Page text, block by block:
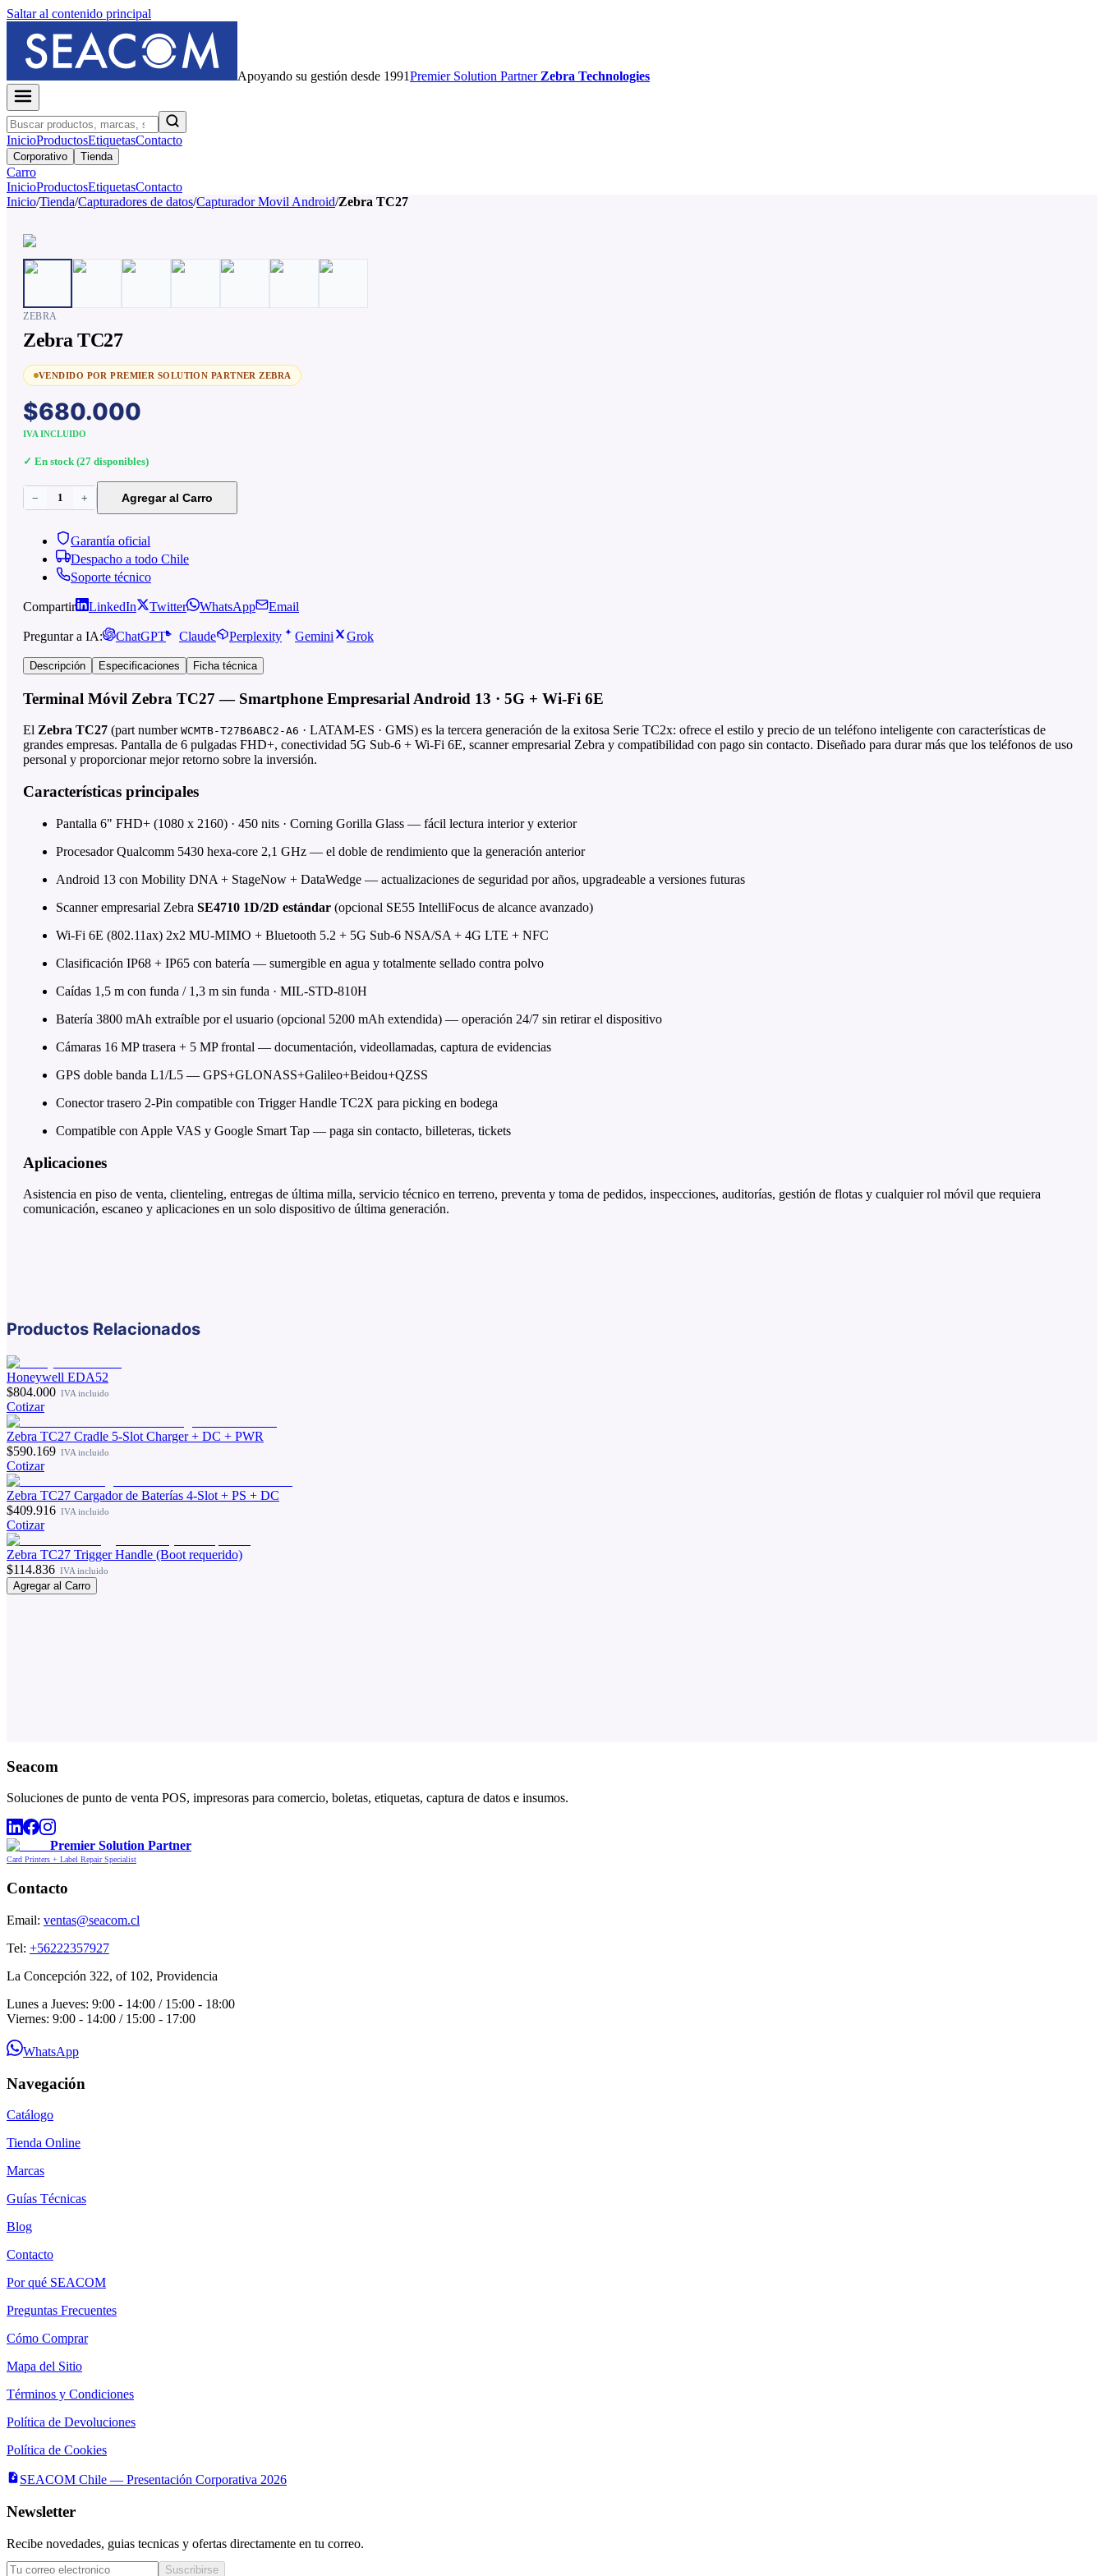
Saltar al contenido principal
Apoyando su gestión desde 1991PremierSolution Partner Zebra Technologies
InicioProductosEtiquetasContacto
Corporativo Tienda
Carro
InicioProductosEtiquetasContacto
Inicio/Tienda/Capturadores de datos/Capturador Movil Android/Zebra TC27
ZEBRA
Zebra TC27
VENDIDO POR PREMIER SOLUTION PARTNER ZEBRA
$680.000
IVA INCLUIDO
✓ En stock (27 disponibles)
− 1 + Agregar al Carro
Garantía oficial
Despacho a todo Chile
Soporte técnico
Compartir LinkedIn Twitter WhatsApp Email
Preguntar a IA: ChatGPT Claude Perplexity Gemini Grok
Descripción Especificaciones Ficha técnica
Terminal Móvil Zebra TC27 — Smartphone Empresarial Android 13 · 5G + Wi-Fi 6E
El Zebra TC27 (part number WCMTB-T27B6ABC2-A6 · LATAM-ES · GMS) es la tercera generación de la exitosa Serie TC2x: ofrece el estilo y precio de un teléfono inteligente con características de
grandes empresas. Pantalla de 6 pulgadas FHD+, conectividad 5G Sub-6 + Wi-Fi 6E, scanner empresarial Zebra y compatibilidad con pago sin contacto. Diseñado para durar más que los teléfonos de uso
personal y proporcionar mejor retorno sobre la inversión.
Características principales
Pantalla 6" FHD+ (1080 x 2160) · 450 nits · Corning Gorilla Glass — fácil lectura interior y exterior
Procesador Qualcomm 5430 hexa-core 2,1 GHz — el doble de rendimiento que la generación anterior
Android 13 con Mobility DNA + StageNow + DataWedge — actualizaciones de seguridad por años, upgradeable a versiones futuras
Scanner empresarial Zebra SE4710 1D/2D estándar (opcional SE55 IntelliFocus de alcance avanzado)
Wi-Fi 6E (802.11ax) 2x2 MU-MIMO + Bluetooth 5.2 + 5G Sub-6 NSA/SA + 4G LTE + NFC
Clasificación IP68 + IP65 con batería — sumergible en agua y totalmente sellado contra polvo
Caídas 1,5 m con funda / 1,3 m sin funda · MIL-STD-810H
Batería 3800 mAh extraíble por el usuario (opcional 5200 mAh extendida) — operación 24/7 sin retirar el dispositivo
Cámaras 16 MP trasera + 5 MP frontal — documentación, videollamadas, captura de evidencias
GPS doble banda L1/L5 — GPS+GLONASS+Galileo+Beidou+QZSS
Conector trasero 2-Pin compatible con Trigger Handle TC2X para picking en bodega
Compatible con Apple VAS y Google Smart Tap — paga sin contacto, billeteras, tickets
Aplicaciones
Asistencia en piso de venta, clienteling, entregas de última milla, servicio técnico en terreno, preventa y toma de pedidos, inspecciones, auditorías, gestión de flotas y cualquier rol móvil que requiera
comunicación, escaneo y aplicaciones en un solo dispositivo de última generación.
Productos Relacionados
Honeywell EDA52
$804.000 IVA incluido
Cotizar
Zebra TC27 Cradle 5-Slot Charger + DC + PWR
$590.169 IVA incluido
Cotizar
Zebra TC27 Cargador de Baterías 4-Slot + PS + DC
$409.916 IVA incluido
Cotizar
Zebra TC27 Trigger Handle (Boot requerido)
$114.836 IVA incluido
Agregar al Carro
Seacom
Soluciones de punto de venta POS, impresoras para comercio, boletas, etiquetas, captura de datos e insumos.
Premier Solution Partner
Card Printers + Label Repair Specialist
Contacto
Email: ventas@seacom.cl
Tel: +56222357927
La Concepción 322, of 102, Providencia
Lunes a Jueves: 9:00 - 14:00 / 15:00 - 18:00
Viernes: 9:00 - 14:00 / 15:00 - 17:00
WhatsApp
Navegación
Catálogo
Tienda Online
Marcas
Guías Técnicas
Blog
Contacto
Por qué SEACOM
Preguntas Frecuentes
Cómo Comprar
Mapa del Sitio
Términos y Condiciones
Política de Devoluciones
Política de Cookies
SEACOM Chile — Presentación Corporativa 2026
Newsletter
Recibe novedades, guias tecnicas y ofertas directamente en tu correo.
Suscribirse